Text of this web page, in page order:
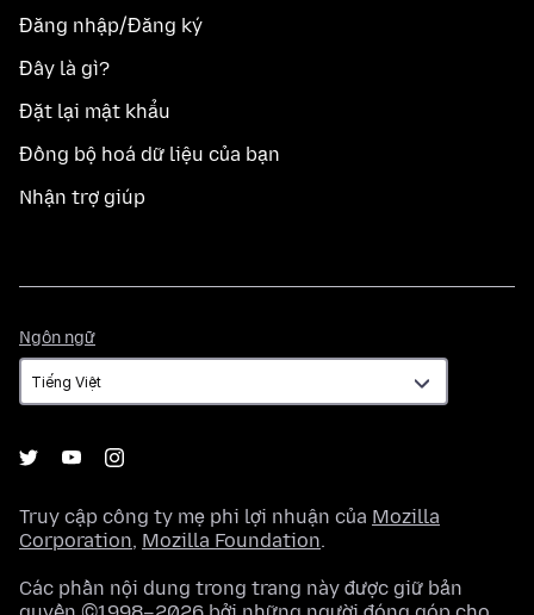
Đăng nhập/Đăng ký
Đây là gì?
Đặt lại mật khẩu
Đồng bộ hoá dữ liệu của bạn
Nhận trợ giúp
Ngôn ngữ
ngữ
Truy cập công ty mẹ phi lợi nhuận của Mozilla
Corporation, Mozilla Foundation.
Các phần nội dung trong trang này được giữ bản